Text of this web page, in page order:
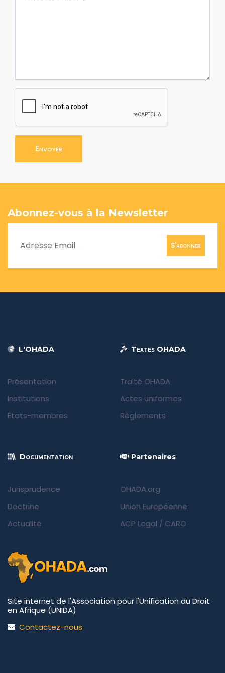
Envoyer
Abonnez-vous à la Newsletter
S'abonner
L'OHADA
Présentation
Institutions
États-membres
Textes OHADA
Traité OHADA
Actes uniformes
Règlements
Documentation
Jurisprudence
Doctrine
Actualité
Partenaires
OHADA.org
Union Européenne
ACP Legal / CARO
Site internet de l'Association pour l'Unification du Droit
en Afrique (UNIDA)
Contactez-nous